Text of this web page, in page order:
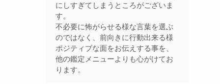
にしすぎてしまうところがございま
す。
不必要に怖がらせる様な言葉を選ぶ
のではなく、前向きに行動出来る様
ポジティブな面をお伝えする事を、
他の鑑定メニューよりも心がけてお
ります。